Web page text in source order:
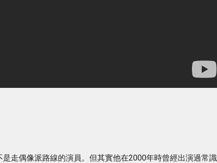
走偶像派路線的演員。但其實他在2000年時曾經出演過常識